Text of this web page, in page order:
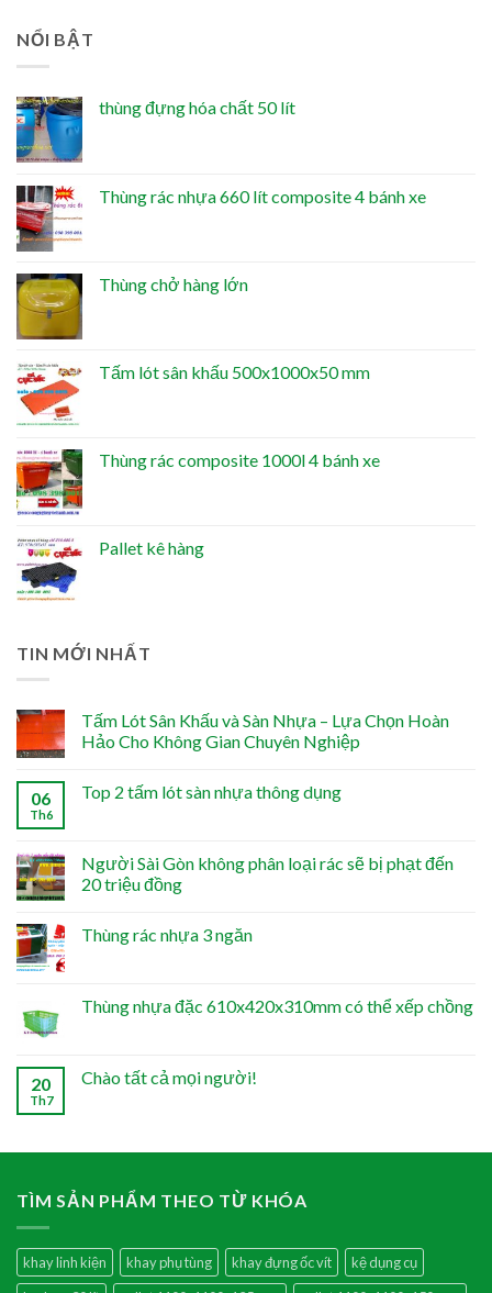
NỔI BẬT
thùng đựng hóa chất 50 lít
Thùng rác nhựa 660 lít composite 4 bánh xe
Thùng chở hàng lớn
Tấm lót sân khấu 500x1000x50 mm
Thùng rác composite 1000l 4 bánh xe
Pallet kê hàng
TIN MỚI NHẤT
Tấm Lót Sân Khấu và Sàn Nhựa – Lựa Chọn Hoàn
Hảo Cho Không Gian Chuyên Nghiệp
06
Th6
Top 2 tấm lót sàn nhựa thông dụng
Người Sài Gòn không phân loại rác sẽ bị phạt đến
20 triệu đồng
Thùng rác nhựa 3 ngăn
Thùng nhựa đặc 610x420x310mm có thể xếp chồng
20
Th7
Chào tất cả mọi người!
TÌM SẢN PHẨM THEO TỪ KHÓA
khay linh kiện khay phụ tùng khay đựng ốc vít
kệ dụng cụ